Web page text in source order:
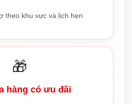
theo khu vực và lịch hẹn
🎁
hàng có ưu đãi